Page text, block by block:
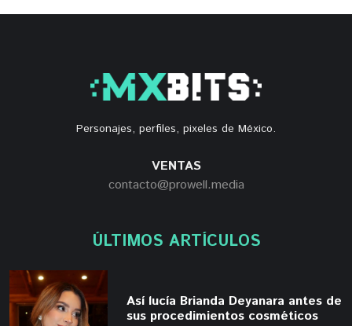
Personajes, perfiles, pixeles de México.
VENTAS
contacto@prowell.media
ÚLTIMOS ARTÍCULOS
Así lucía Brianda Deyanara antes de
sus procedimientos cosméticos